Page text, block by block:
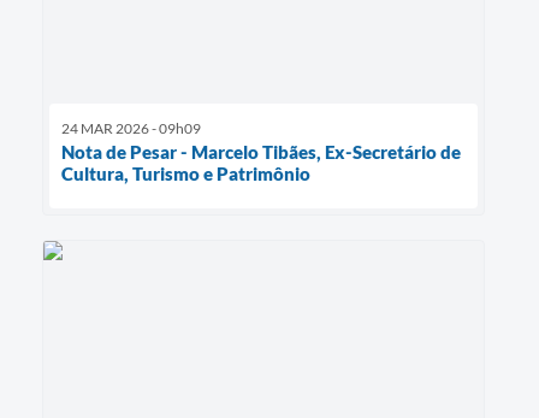
24 MAR 2026 - 09h09
Nota de Pesar - Marcelo Tibães, Ex-Secretário de
Cultura, Turismo e Patrimônio